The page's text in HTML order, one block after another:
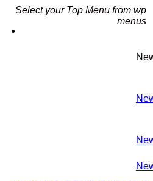
Select your Top Menu from wp
menus